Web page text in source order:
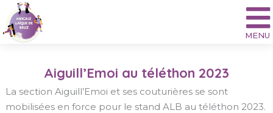
Aller
au
contenu
Aiguill’Emoi au téléthon 2023
La section Aiguill’Emoi et ses couturières se sont
mobilisées en force pour le stand ALB au téléthon 2023.